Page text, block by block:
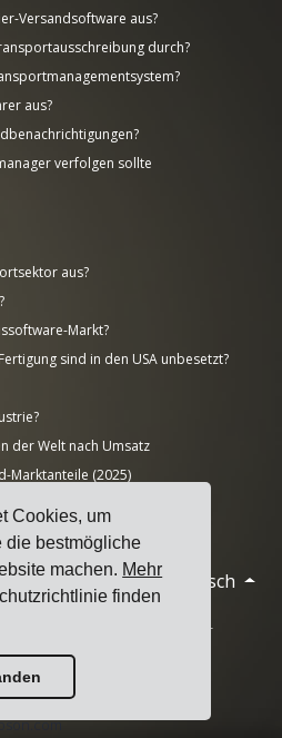
Cookies, um
die bestmögliche
machen. Mehr
finden
Versandsoftware aus?
durch?
aus?
verfolgen sollte
aus?
Markt?
sind in den USA unbesetzt?
der Welt nach Umsatz
Marktanteile (2025)
Deutsch
Reg.-Nr.: 14545832. USt-
Tallinn, Estland